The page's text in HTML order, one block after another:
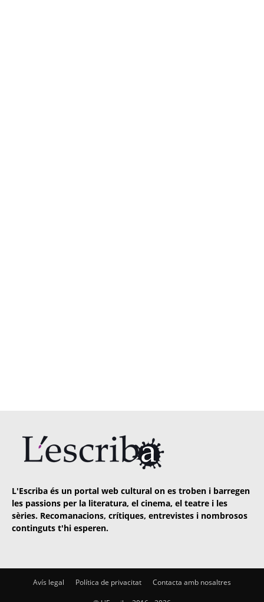
L'Escriba és un portal web cultural on es troben i barregen
les passions per la literatura, el cinema, el teatre i les
sèries. Recomanacions, crítiques, entrevistes i nombrosos
continguts t'hi esperen.
Avís legal Política de privacitat Contacta amb nosaltres